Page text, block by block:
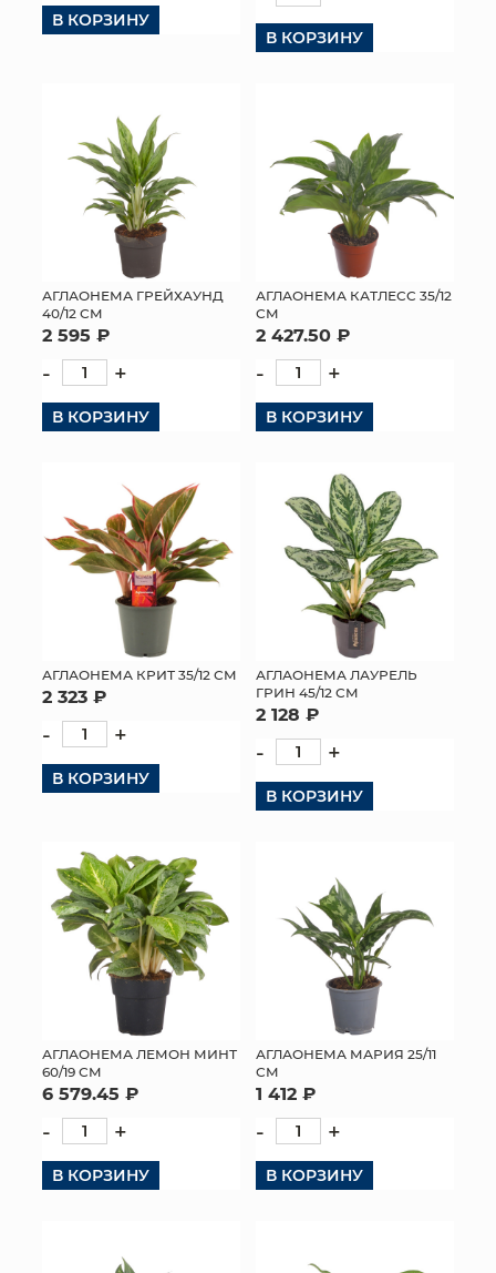
В КОРЗИНУ
В КОРЗИНУ
АГЛАОНЕМА ГРЕЙХАУНД
40/12 СМ
2 595 ₽
- +
В КОРЗИНУ
АГЛАОНЕМА КАТЛЕСС 35/12
СМ
2 427.50 ₽
- +
В КОРЗИНУ
АГЛАОНЕМА КРИТ 35/12 СМ
2 323 ₽
- +
В КОРЗИНУ
АГЛАОНЕМА ЛАУРЕЛЬ
ГРИН 45/12 СМ
2 128 ₽
- +
В КОРЗИНУ
АГЛАОНЕМА ЛЕМОН МИНТ
60/19 СМ
6 579.45 ₽
- +
В КОРЗИНУ
АГЛАОНЕМА МАРИЯ 25/11
СМ
1 412 ₽
- +
В КОРЗИНУ